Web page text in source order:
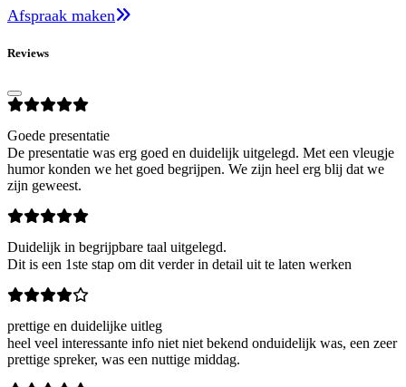
Afspraak maken
Reviews
Goede presentatie
De presentatie was erg goed en duidelijk uitgelegd. Met een vleugje
humor konden we het goed begrijpen. We zijn heel erg blij dat we
zijn geweest.
Duidelijk in begrijpbare taal uitgelegd.
Dit is een 1ste stap om dit verder in detail uit te laten werken
prettige en duidelijke uitleg
heel veel interessante info niet niet bekend onduidelijk was, een zeer
prettige spreker, was een nuttige middag.